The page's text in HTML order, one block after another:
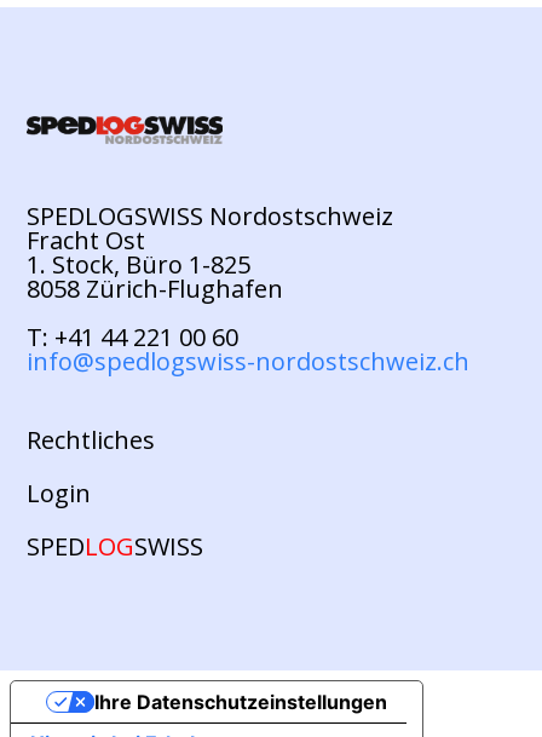
SPEDLOGSWISS Nordostschweiz
Fracht Ost
1. Stock, Büro 1-825
8058 Zürich-Flughafen
T: +41 44 221 00 60
info@spedlogswiss-nordostschweiz.ch
Rechtliches
Login
SPEDLOGSWISS
Ihre Datenschutzeinstellungen